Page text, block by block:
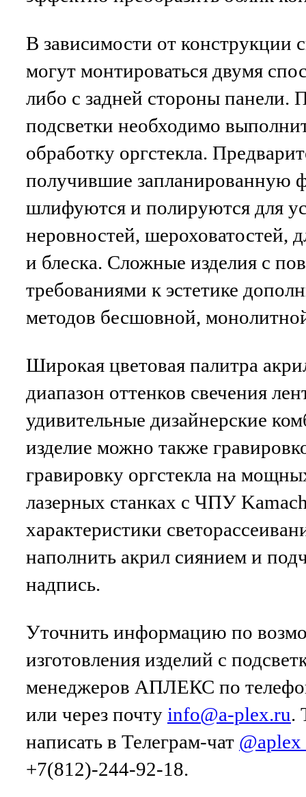
В зависимости от конструкции
могут монтироваться двумя
либо с задней стороны панели.
подсветки необходимо
обработку оргстекла.
получившие запланированную
шлифуются и полируются для
неровностей, шероховатостей,
и блеска. Сложные изделия с
требованиями к эстетике
методов бесшовной,
Широкая цветовая палитра
диапазон оттенков свечения
удивительные дизайнерские
изделие можно также
гравировку оргстекла на
лазерных станках с ЧПУ
характеристики
наполнить акрил сиянием и
надпись.
Уточнить информацию по
изготовления изделий с
менеджеров АПЛЕКС по
или через почту info@a-plex.ru.
написать в Телеграм-чат
+7(812)-244-92-18.